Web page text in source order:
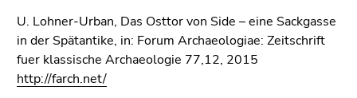
U. Lohner-Urban, Das Osttor von Side – eine Sackgasse
in der Spätantike, in: Forum Archaeologiae: Zeitschrift
fuer klassische Archaeologie 77,12, 2015
http://farch.net/